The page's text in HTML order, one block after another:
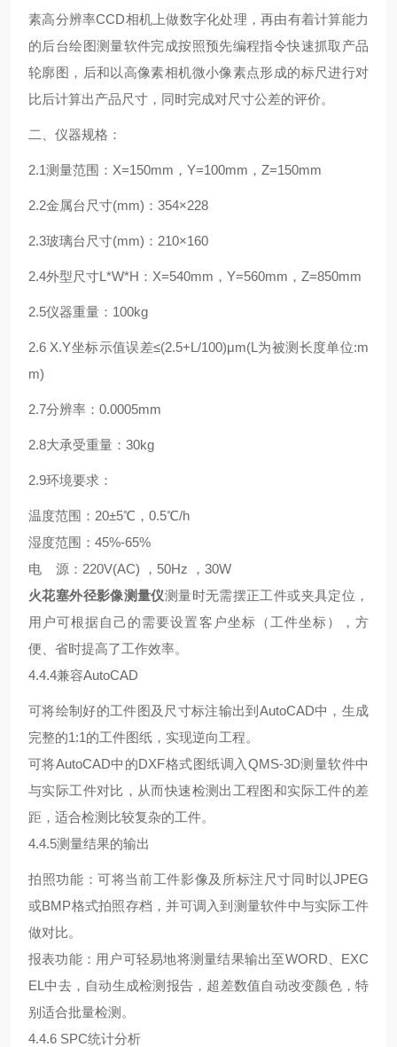
素高分辨率CCD相机上做数字化处理，再由有着计算能力
的后台绘图测量软件完成按照预先编程指令快速抓取产品
轮廓图，后和以高像素相机微小像素点形成的标尺进行对
比后计算出产品尺寸，同时完成对尺寸公差的评价。
二、仪器规格：
2.1测量范围：X=150mm，Y=100mm，Z=150mm
2.2金属台尺寸(mm)：354×228
2.3玻璃台尺寸(mm)：210×160
2.4外型尺寸L*W*H：X=540mm，Y=560mm，Z=850mm
2.5仪器重量：100kg
2.6 X.Y坐标示值误差≤(2.5+L/100)μm(L为被测长度单位:m
m)
2.7分辨率：0.0005mm
2.8大承受重量：30kg
2.9环境要求：
温度范围：20±5℃，0.5℃/h
湿度范围：45%-65%
电 源：220V(AC) ，50Hz ，30W
火花塞外径影像测量仪测量时无需摆正工件或夹具定位，
用户可根据自己的需要设置客户坐标（工件坐标），方
便、省时提高了工作效率。
4.4.4兼容AutoCAD
可将绘制好的工件图及尺寸标注输出到AutoCAD中，生成
完整的1:1的工件图纸，实现逆向工程。
可将AutoCAD中的DXF格式图纸调入QMS-3D测量软件中
与实际工件对比，从而快速检测出工程图和实际工件的差
距，适合检测比较复杂的工件。
4.4.5测量结果的输出
拍照功能：可将当前工件影像及所标注尺寸同时以JPEG
或BMP格式拍照存档，并可调入到测量软件中与实际工件
做对比。
报表功能：用户可轻易地将测量结果输出至WORD、EXC
EL中去，自动生成检测报告，超差数值自动改变颜色，特
别适合批量检测。
4.4.6 SPC统计分析